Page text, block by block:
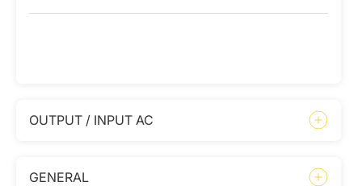
OUTPUT / INPUT AC
GENERAL